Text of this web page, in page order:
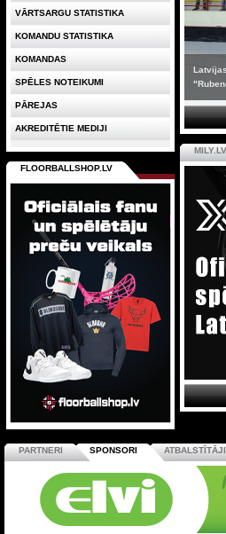
MILY.LV
VĀRTSARGU STATISTIKA
KOMANDU STATISTIKA
KOMANDAS
SPĒLES NOTEIKUMI
PĀREJAS
AKREDITĒTIE MEDIJI
FLOORBALLSHOP.LV
PARTNERI SPONSORI ATBALSTĪTĀJI